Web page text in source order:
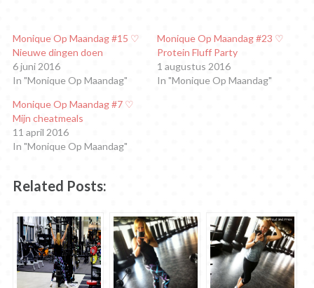
in
een
nieuw
venster
geopend)
in
een
nieuw
venster
geopend)
in
een
nieuw
in
een
een
nieuw
venster
geopend)
in
een
nieuw
geopend)
Monique Op Maandag #15 ♡
Nieuwe dingen doen
6 juni 2016
In "Monique Op Maandag"
Monique Op Maandag #23 ♡
Protein Fluff Party
1 augustus 2016
In "Monique Op Maandag"
Monique Op Maandag #7 ♡
Mijn cheatmeals
11 april 2016
In "Monique Op Maandag"
Related Posts: